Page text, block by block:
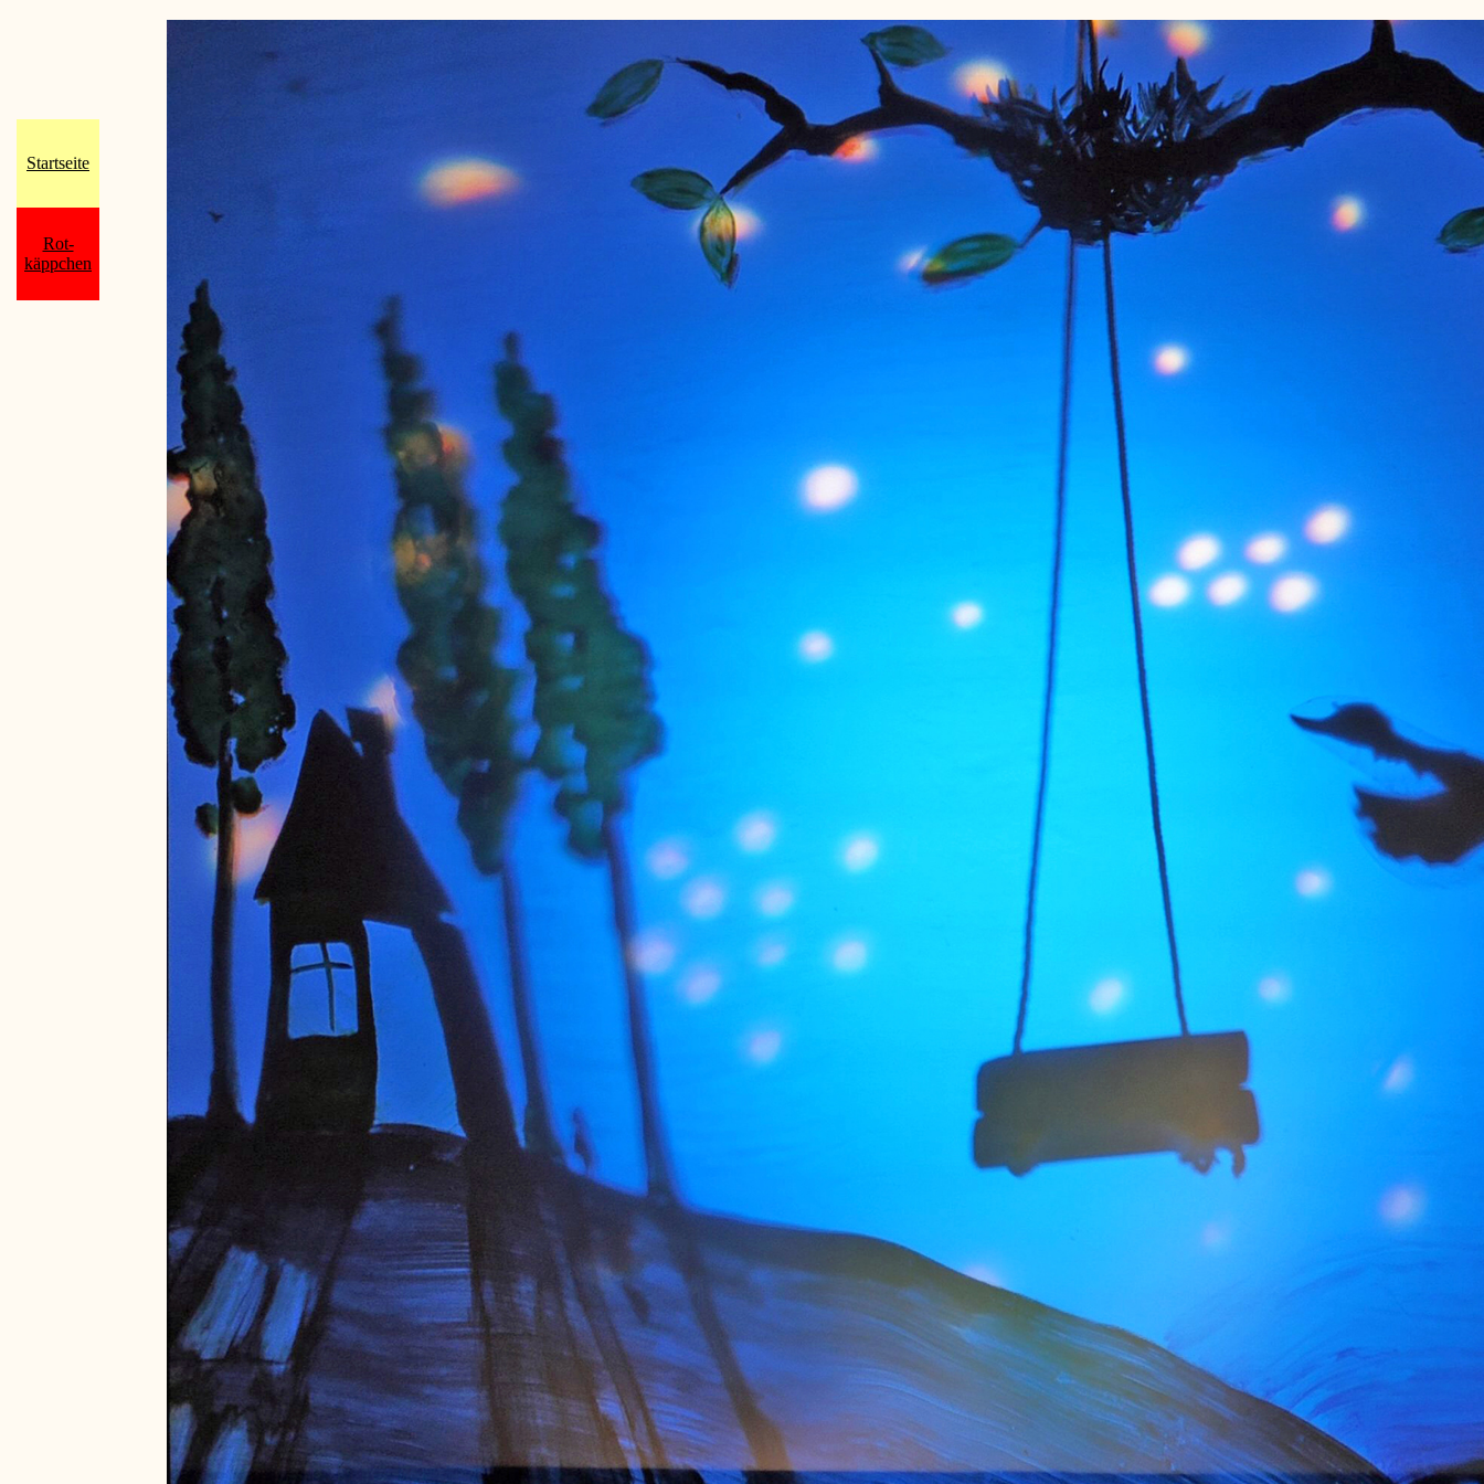
Startseite
Rot-
käppchen